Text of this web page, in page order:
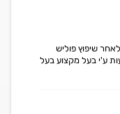
שיפוץ פוליש
ע'י בעל מקצוע בעל